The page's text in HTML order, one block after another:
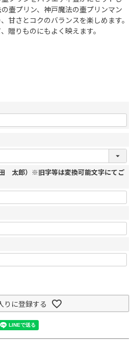
壷プリン、神戸魔法の壷プリンマン
甘さとコクのバランスを楽しめます。
贈りものにもよく映えます。
太郎）※旧字等は変換可能文字にてご
りに登録する